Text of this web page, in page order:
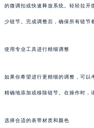
的微调扣或快速释放系统。轻轻拉开
少链节。完成调整后，确保所有链节
使用专业工具进行精细调整
如果你希望进行更精细的调整，可以
精确地添加或移除链节。在操作时，
选择合适的表带材质和颜色